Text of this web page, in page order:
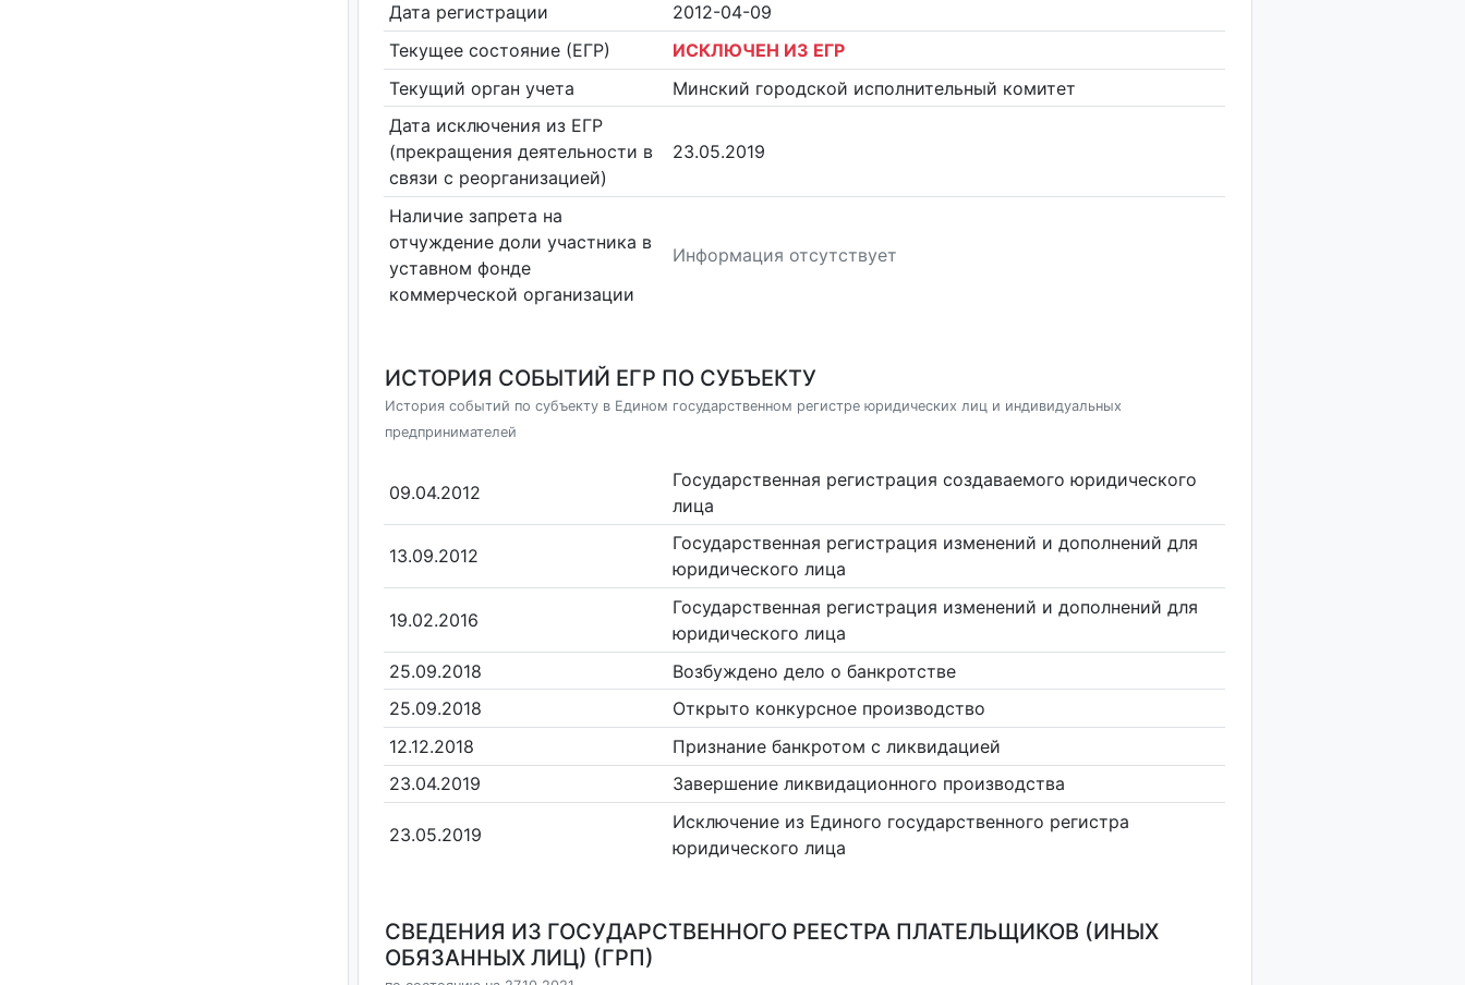
Дата регистрации
2012-04-09
Текущее состояние (ЕГР)
ИСКЛЮЧЕН ИЗ ЕГР
Текущий орган учета
Минский городской исполнительный комитет
Дата исключения из ЕГР
(прекращения деятельности в
связи с реорганизацией)
23.05.2019
Наличие запрета на
отчуждение доли участника в
уставном фонде
коммерческой организации
Информация отсутствует
ИСТОРИЯ СОБЫТИЙ ЕГР ПО СУБЪЕКТУ
История событий по субъекту в Едином государственном регистре юридических лиц и индивидуальных
предпринимателей
09.04.2012
Государственная регистрация создаваемого юридического
лица
13.09.2012
Государственная регистрация изменений и дополнений для
юридического лица
19.02.2016
Государственная регистрация изменений и дополнений для
юридического лица
25.09.2018
Возбуждено дело о банкротстве
25.09.2018
Открыто конкурсное производство
12.12.2018
Признание банкротом с ликвидацией
23.04.2019
Завершение ликвидационного производства
23.05.2019
Исключение из Единого государственного регистра
юридического лица
СВЕДЕНИЯ ИЗ ГОСУДАРСТВЕННОГО РЕЕСТРА ПЛАТЕЛЬЩИКОВ (ИНЫХ
ОБЯЗАННЫХ ЛИЦ) (ГРП)